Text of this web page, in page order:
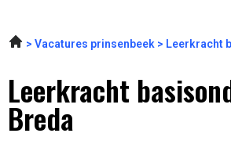
Vacatures prinsenbeek Leerkracht
Leerkracht
Breda